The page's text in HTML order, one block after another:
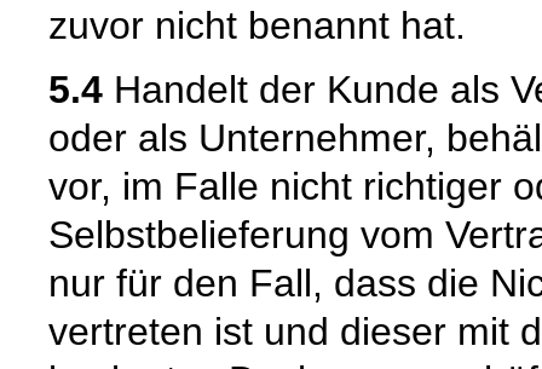
zuvor nicht benannt hat.
5.4 Handelt der Kunde als
oder als Unternehmer,
vor, im Falle nicht richtiger
Selbstbelieferung vom
nur für den Fall, dass die
vertreten ist und dieser mit